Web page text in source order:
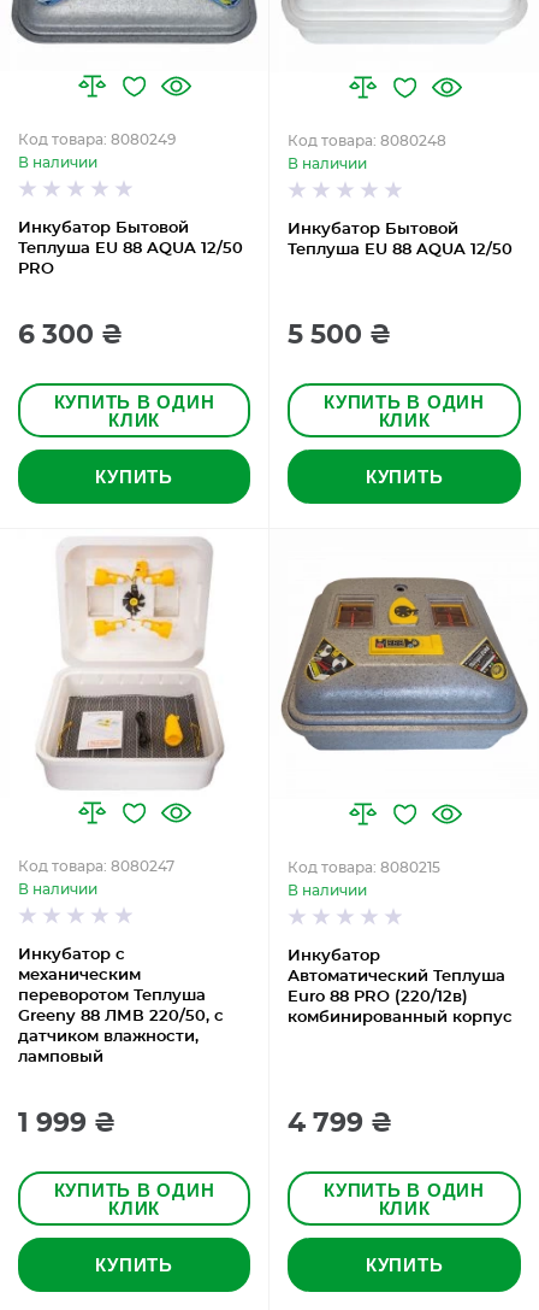
Инкубатор Бытовой
Теплуша EU 88 AQUA 12/50
PRO
Код товара: 8080249
В наличии
6 300 ₴
КУПИТЬ В ОДИН
КЛИК
КУПИТЬ
Инкубатор Бытовой
Теплуша EU 88 AQUA 12/50
Код товара: 8080248
В наличии
5 500 ₴
КУПИТЬ В ОДИН
КЛИК
КУПИТЬ
Инкубатор с
механическим
переворотом Теплуша
Greeny 88 ЛМВ 220/50, с
датчиком влажности,
ламповый
Код товара: 8080247
В наличии
1 999 ₴
КУПИТЬ В ОДИН
КЛИК
КУПИТЬ
Инкубатор
Автоматический Теплуша
Euro 88 PRO (220/12в)
комбинированный корпус
Код товара: 8080215
В наличии
4 799 ₴
КУПИТЬ В ОДИН
КЛИК
КУПИТЬ